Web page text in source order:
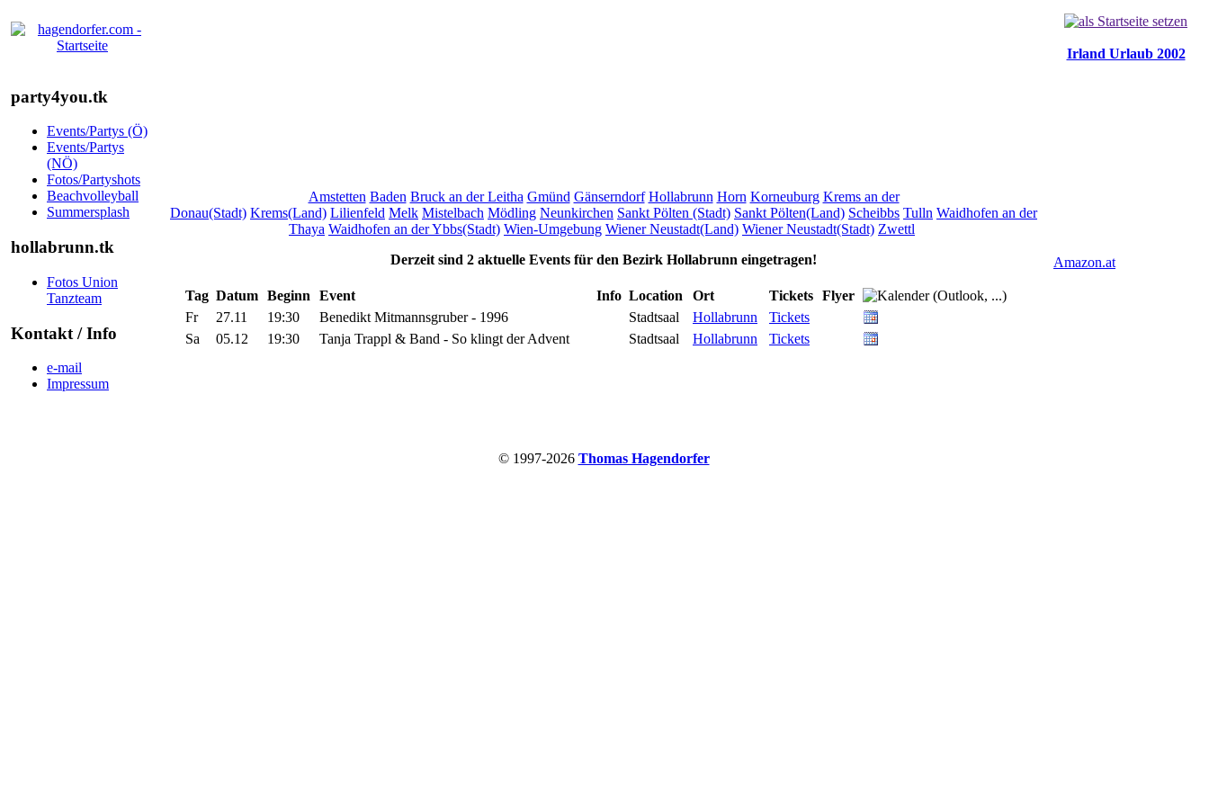
Irland Urlaub 2002
party4you.tk
Events/Partys (Ö)
Events/Partys
(NÖ)
Fotos/Partyshots
Beachvolleyball
Summersplash
hollabrunn.tk
Fotos Union
Tanzteam
Kontakt / Info
e-mail
Impressum
Amstetten Baden Bruck an der Leitha Gmünd Gänserndorf Hollabrunn Horn Korneuburg Krems an der
Donau(Stadt) Krems(Land) Lilienfeld Melk Mistelbach Mödling Neunkirchen Sankt Pölten (Stadt) Sankt Pölten(Land) Scheibbs Tulln Waidhofen an der
Thaya Waidhofen an der Ybbs(Stadt) Wien-Umgebung Wiener Neustadt(Land) Wiener Neustadt(Stadt) Zwettl
Derzeit sind 2 aktuelle Events für den Bezirk Hollabrunn eingetragen!
Tag Datum Beginn Event Info Location Ort Tickets Flyer
Fr
27.11 19:30 Benedikt Mitmannsgruber - 1996 Stadtsaal Hollabrunn
Tickets
Sa
05.12 19:30 Tanja Trappl & Band - So klingt der Advent Stadtsaal Hollabrunn Tickets
Amazon.at
© 1997-2026 Thomas Hagendorfer